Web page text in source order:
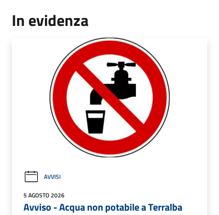
In evidenza
AVVISI
5 AGOSTO 2026
Avviso - Acqua non potabile a Terralba